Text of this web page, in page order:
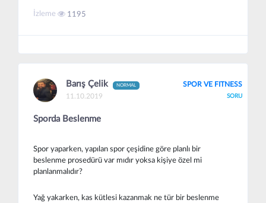
İzleme 1195
Barış Çelik NORMAL
11.10.2019
SPOR VE FITNESS
SORU
Sporda Beslenme
Spor yaparken, yapılan spor çeşidine göre planlı bir
beslenme prosedürü var mıdır yoksa kişiye özel mi
planlanmalıdır?
Yağ yakarken, kas kütlesi kazanmak ne tür bir beslenme